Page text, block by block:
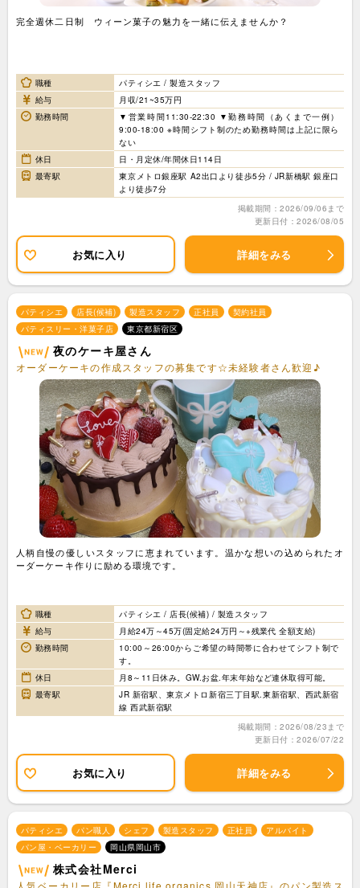
完全週休二日制 ウィーン菓子の魅力を一緒に伝えませんか？
職種
パティシエ / 製造スタッフ
給与
月収/21~35万円
勤務時間
▼営業時間11:30-22:30 ▼勤務時間（あくまで一例）
9:00-18:00 ※時間シフト制のため勤務時間は上記に限ら
ない
休日
日・月定休/年間休日114日
最寄駅
東京メトロ銀座駅 A2出口より徒歩5分 / JR新橋駅 銀座口
より徒歩7分
掲載期間：2026/09/06まで
更新日付：2026/08/05
お気に入り 詳細をみる
パティシエ 店長(候補) 製造スタッフ 正社員
契約社員
パティスリー・洋菓子店
東京都新宿区
夜のケーキ屋さん
オーダーケーキの作成スタッフの募集です☆未経験者さん歓迎♪
人柄自慢の優しいスタッフに恵まれています。温かな想いの込められたオ
ーダーケーキ作りに励める環境です。
職種
パティシエ / 店長(候補) / 製造スタッフ
給与
月給24万～45万(固定給24万円～+残業代 全額支給)
勤務時間
10:00～26:00からご希望の時間帯に合わせてシフト制で
す。
休日
月8～11日休み。GW.お盆.年末年始など連休取得可能。
最寄駅
JR 新宿駅、東京メトロ新宿三丁目駅.東新宿駅、西武新宿
線 西武新宿駅
掲載期間：2026/08/23まで
更新日付：2026/07/22
お気に入り 詳細をみる
パティシエ パン職人 シェフ 製造スタッフ 正社員
アルバイト
パン屋・ベーカリー
岡山県岡山市
株式会社Merci
人気ベーカリー店『Merci life organics 岡山天神店』のパン製造ス